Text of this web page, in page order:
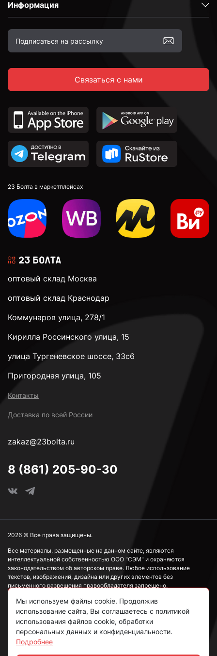
2,4 мм
2,5 мм
2,7 мм
2,8 мм
2,9 мм
3 мм
3,3 мм
3,4 мм
3,8 мм
4 мм
4,2 мм
Информация
Связаться с нами
23 Болта в маркетплейсах
оптовый склад Москва
оптовый склад Краснодар
Коммунаров улица, 278/1
Кирилла Россинского улица, 15
улица Тургеневское шоссе, 33с6
Пригородная улица, 105
Контакты
Доставка по всей России
zakaz@23bolta.ru
8 (861) 205-90-30
Все материалы, размещенные на данном сайте, являются
интеллектуальной собственностью ООО "СЭМ" и охраняются
законодательством об авторском праве. Любое использование
текстов, изображений, дизайна или других элементов без
письменного разрешения правообладателя запрещено.
Информация, представленная на сайте, носит исключительно
ознакомительный характер и не может рассматриваться как
публичная оферта в соответствии со ст. 437 ГК РФ.
Политика конфиденциальности
2026 © Все права защищены.
Мы используем файлы cookie. Продолжив
использование сайта, Вы соглашаетесь с политикой
использования файлов cookie, обработки
персональных данных и конфиденциальности.
Подробнее